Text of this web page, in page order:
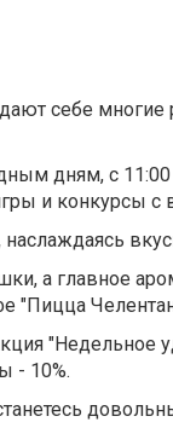
себе
дням, с
и конкурсы с
наслаждаясь
а главное
- 10%.